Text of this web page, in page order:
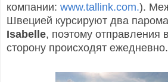
компании: www.tallink.com.).
Швецией курсируют два
Isabelle, поэтому отправления
сторону происходят ежедневно.